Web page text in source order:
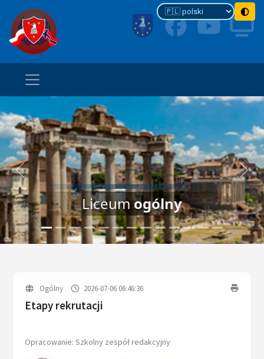
Liceumogólny
Previous Next
Ogólny 2026-07-06 06:46:36
Etapy rekrutacji
Opracowanie: Szkolny zespół redakcyjny